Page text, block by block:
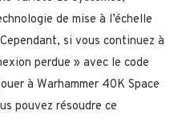
de mise à l’échelle
si vous continuez à
perdue » avec le code
à Warhammer 40K Space
pouvez résoudre ce